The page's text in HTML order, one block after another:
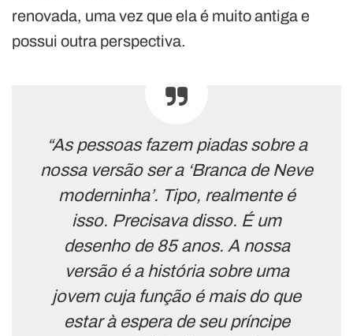
renovada, uma vez que ela é muito antiga e
possui outra perspectiva.
“As pessoas fazem piadas sobre a
nossa versão ser a ‘Branca de Neve
moderninha’. Tipo, realmente é
isso. Precisava disso. É um
desenho de 85 anos. A nossa
versão é a história sobre uma
jovem cuja função é mais do que
estar à espera de seu príncipe